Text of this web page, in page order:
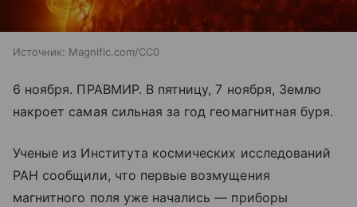
Источник: Magnific.com/CC0
6 ноября. ПРАВМИР. В пятницу, 7 ноября, Землю
накроет самая сильная за год геомагнитная буря.
Ученые из Института космических исследований
РАН сообщили, что первые возмущения
магнитного поля уже начались — приборы